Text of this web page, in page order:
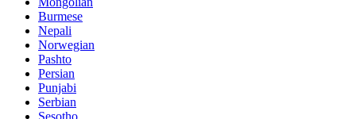
Burmese
Nepali
Norwegian
Pashto
Persian
Punjabi
Serbian